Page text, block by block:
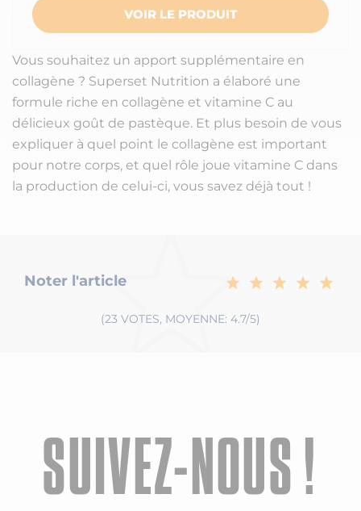
VOIR LE PRODUIT
Vous souhaitez un apport supplémentaire en
collagène ? Superset Nutrition a élaboré une
formule riche en collagène et vitamine C au
délicieux goût de pastèque. Et plus besoin de vous
expliquer à quel point le collagène est important
pour notre corps, et quel rôle joue vitamine C dans
la production de celui-ci, vous savez déjà tout !
Noter l'article
(23 VOTES, MOYENNE: 4.7/5)
SUIVEZ-NOUS !